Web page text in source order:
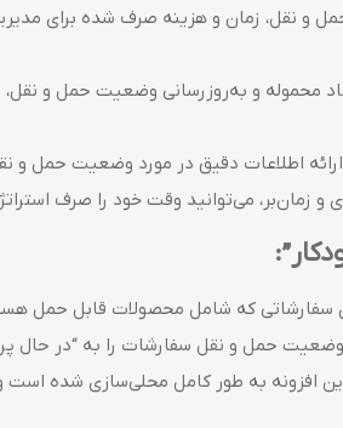
حمل و نقل، زمان و هزینه صرف شده برای
محموله و به‌روزرسانی وضعیت حمل و نقل،
اطلاعات دقیق در مورد وضعیت حمل و
و زمان‌بر، می‌توانید وقت خود را صرف
سفارشاتی که شامل محصولات قابل حمل
وضعیت حمل و نقل سفارشات را به “در حال
افزونه به طور کامل محلی‌سازی شده است و